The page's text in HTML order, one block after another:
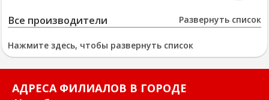
Развернуть список
Все производители
Нажмите здесь, чтобы развернуть список
АДРЕСА ФИЛИАЛОВ В ГОРОДЕ